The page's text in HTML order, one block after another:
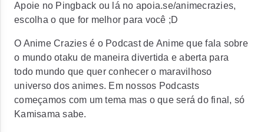
Apoie no Pingback ou lá no apoia.se/animecrazies,
escolha o que for melhor para você ;D
O Anime Crazies é o Podcast de Anime que fala sobre
o mundo otaku de maneira divertida e aberta para
todo mundo que quer conhecer o maravilhoso
universo dos animes. Em nossos Podcasts
começamos com um tema mas o que será do final, só
Kamisama sabe.